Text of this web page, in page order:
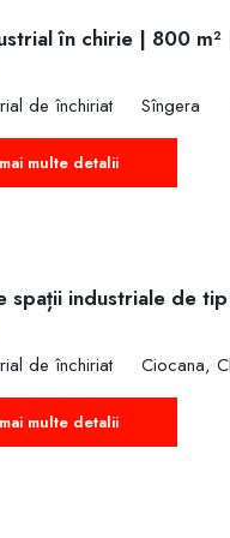
în chirie | 800 m²
de închiriat Sîngera
multe detalii
spații industriale de
de închiriat Ciocana,
multe detalii